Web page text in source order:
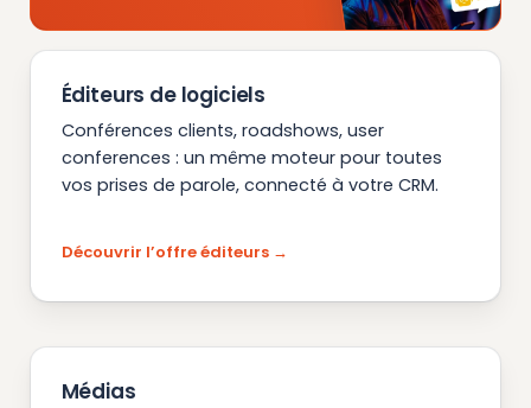
Éditeurs de logiciels
Conférences clients, roadshows, user
conferences : un même moteur pour toutes
vos prises de parole, connecté à votre CRM.
Découvrir l’offre éditeurs
Médias